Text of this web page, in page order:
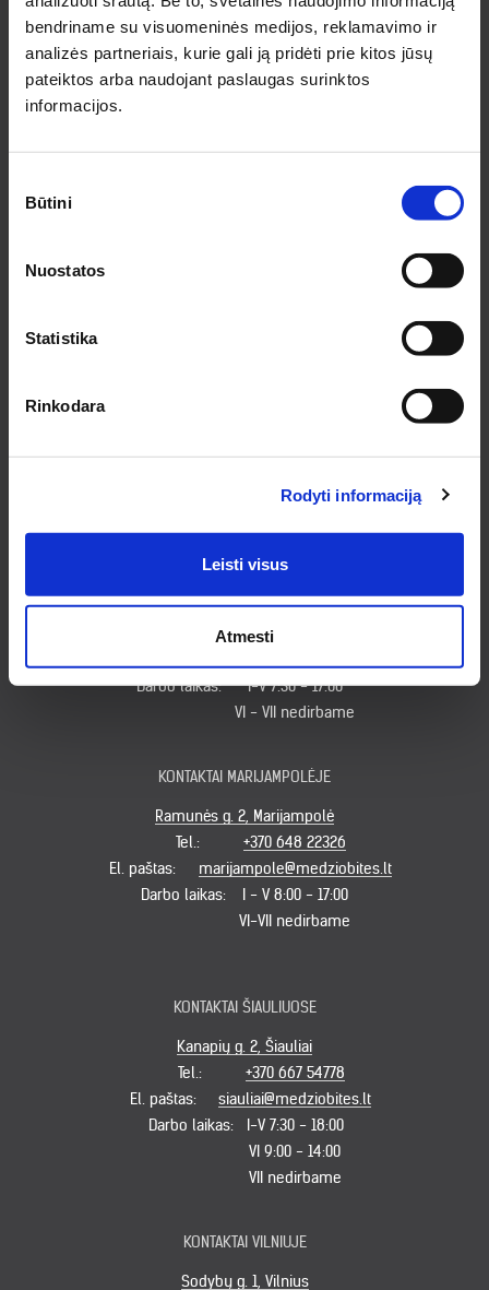
bendriname su visuomeninės medijos, reklamavimo ir
analizės partneriais, kurie gali ją pridėti prie kitos jūsų
pateiktos arba naudojant paslaugas surinktos
informacijos.
pasirinkimas
Būtini
Nuostatos
Statistika
Rinkodara
Rodyti informaciją
Leisti visus
Atmesti
PRENUMERUOTI
VII nedirbame
KONTAKTAI KLAIPĖDOJE
Minijos g. 179, Klaipėda
+370 620 49931
Darbo laikas:
I-V 7:30 - 17:00
VI - VII nedirbame
KONTAKTAI MARIJAMPOLĖJE
Ramunės g. 2, Marijampolė
Tel.:
+370 648 22326
El. paštas:
marijampole@medziobites.lt
Darbo laikas:
I - V 8:00 - 17:00
VI-VII nedirbame
KONTAKTAI ŠIAULIUOSE
Kanapių g. 2, Šiauliai
Tel.:
+370 667 54778
El. paštas:
siauliai@medziobites.lt
Darbo laikas:
I-V 7:30 - 18:00
VI 9:00 - 14:00
VII nedirbame
KONTAKTAI VILNIUJE
Sodybų g. 1, Vilnius